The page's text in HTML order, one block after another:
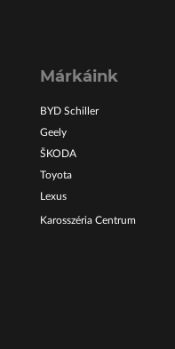
Márkáink
BYD Schiller
Geely
ŠKODA
Toyota
Lexus
Karosszéria Centrum